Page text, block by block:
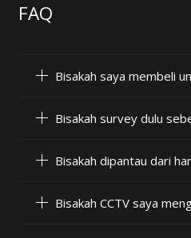
FAQ
Bisakah saya membeli
Bisakah survey dulu
Bisakah dipantau dari
Bisakah CCTV saya